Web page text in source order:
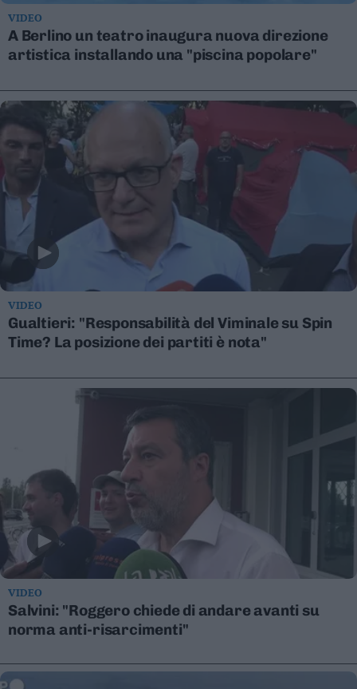
Valsugana
–
Fiemme
–
Giudicarie
Rendena
Alto
Adige
–
Südtirol
Dolomiti
Casa
Radio
Dolomiti
Social media
VIDEO
A Berlino un teatro inaugura nuova direzione
artistica installando una "piscina popolare"
VIDEO
Gualtieri: "Responsabilità del Viminale su Spin
Time? La posizione dei partiti è nota"
VIDEO
Salvini: "Roggero chiede di andare avanti su
norma anti-risarcimenti"